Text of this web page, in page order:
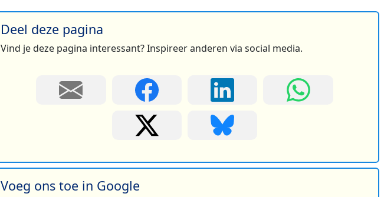
Deel deze pagina
Vind je deze pagina interessant? Inspireer anderen via social media.
Voeg ons toe in Google